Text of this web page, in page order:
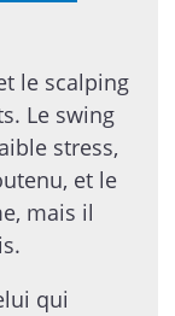
le scalping
Le swing
stress,
et le
mais il
qui